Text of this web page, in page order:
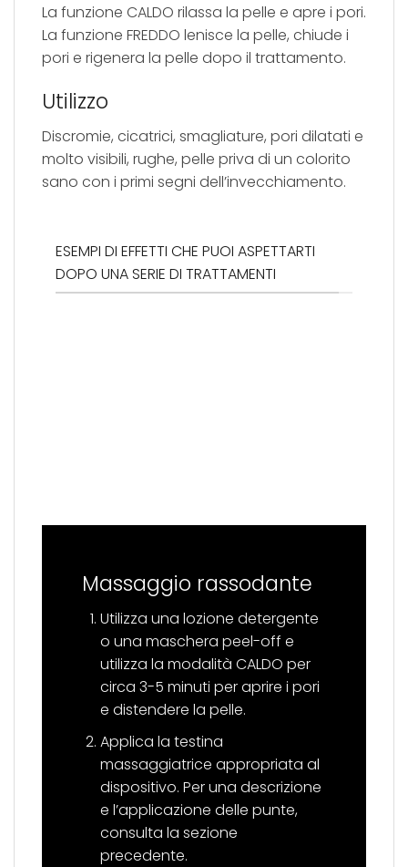
La funzione CALDO rilassa la pelle e apre i pori.
La funzione FREDDO lenisce la pelle, chiude i
pori e rigenera la pelle dopo il trattamento.
Utilizzo
Discromie, cicatrici, smagliature, pori dilatati e
molto visibili, rughe, pelle priva di un colorito
sano con i primi segni dell’invecchiamento.
ESEMPI DI EFFETTI CHE PUOI ASPETTARTI
DOPO UNA SERIE DI TRATTAMENTI
Massaggio rassodante
Utilizza una lozione detergente
o una maschera peel-off e
utilizza la modalità CALDO per
circa 3-5 minuti per aprire i pori
e distendere la pelle.
Applica la testina
massaggiatrice appropriata al
dispositivo. Per una descrizione
e l’applicazione delle punte,
consulta la sezione
precedente.